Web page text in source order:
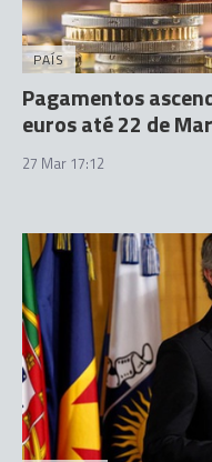
PAÍS
Pagamentos
euros até 22 de
27 Mar 17:12